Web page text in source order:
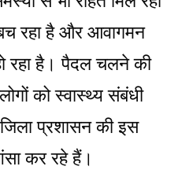
रहा है और आवागमन
रहा है। पैदल चलने की
को स्वास्थ्य संबंधी
प्रशासन की इस
कर रहे हैं।